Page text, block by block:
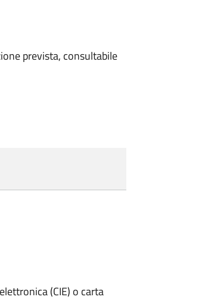
prevista, consultabile
(CIE) o carta